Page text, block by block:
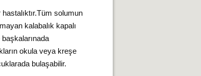
hastalıktır.Tüm solumun
kalabalık kapalı
okula veya kreşe
bulaşabilir.